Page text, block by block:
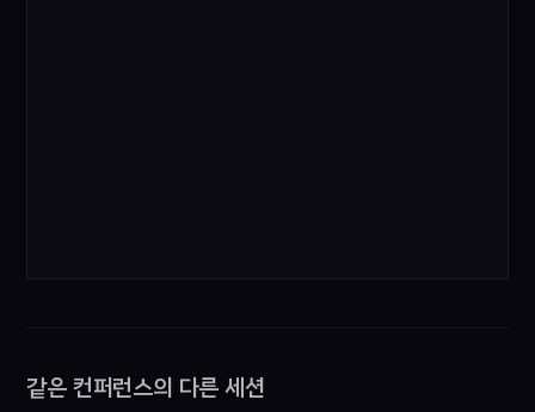
같은 컨퍼런스의 다른 세션